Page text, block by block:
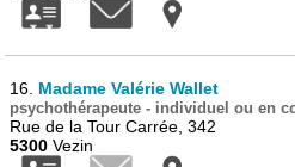
16. Madame Valérie Wallet
psychothérapeute - individuel ou en
Rue de la Tour Carrée, 342
5300 Vezin